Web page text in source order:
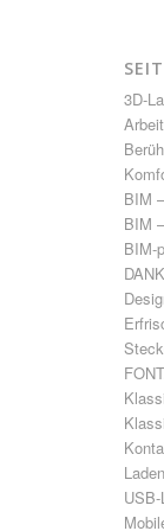
3D-
BIM
BIM
BIM-